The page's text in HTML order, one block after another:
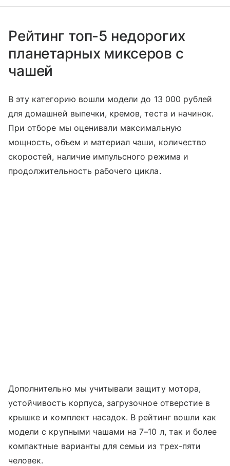
Рейтинг топ-5 недорогих
планетарных миксеров с
чашей
В эту категорию вошли модели до 13 000 рублей
для домашней выпечки, кремов, теста и начинок.
При отборе мы оценивали максимальную
мощность, объем и материал чаши, количество
скоростей, наличие импульсного режима и
продолжительность рабочего цикла.
Дополнительно мы учитывали защиту мотора,
устойчивость корпуса, загрузочное отверстие в
крышке и комплект насадок. В рейтинг вошли как
модели с крупными чашами на 7–10 л, так и более
компактные варианты для семьи из трех-пяти
человек.